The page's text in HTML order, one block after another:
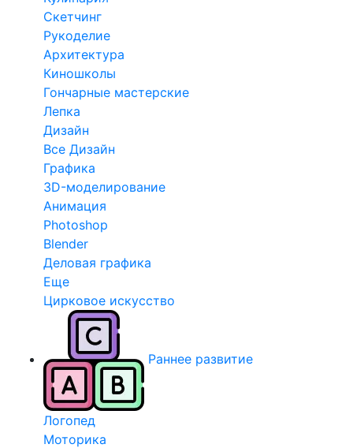
Скетчинг
Рукоделие
Архитектура
Киношколы
Гончарные мастерские
Лепка
Дизайн
Все Дизайн
Графика
3D-моделирование
Анимация
Photoshop
Blender
Деловая графика
Еще
Цирковое искусство
Раннее развитие
Логопед
Моторика